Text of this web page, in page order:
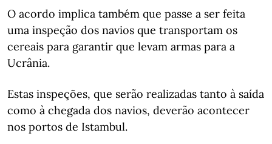
O acordo implica também que passe a ser feita
uma inspeção dos navios que transportam os
cereais para garantir que levam armas para a
Ucrânia.
Estas inspeções, que serão realizadas tanto à saída
como à chegada dos navios, deverão acontecer
nos portos de Istambul.